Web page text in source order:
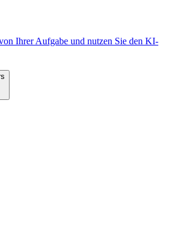
Ihrer Aufgabe und nutzen Sie den KI-